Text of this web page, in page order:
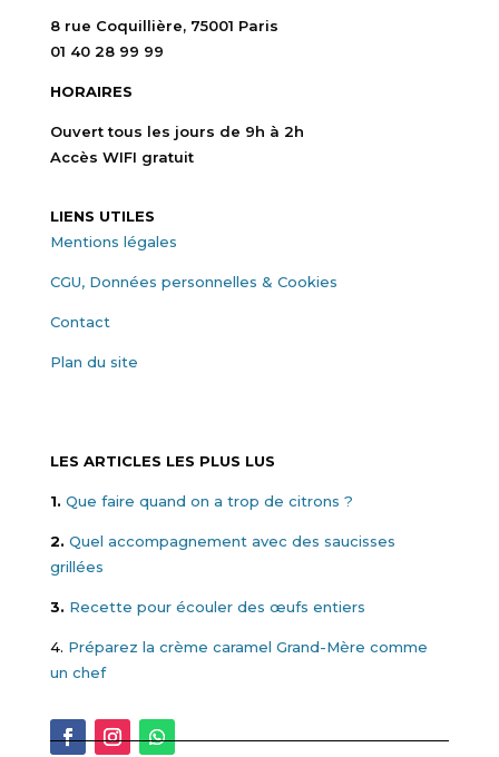
8 rue Coquillière, 75001 Paris
01 40 28 99 99
HORAIRES
Ouvert tous les jours de 9h à 2h
Accès WIFI gratuit
LIENS UTILES
Mentions légales
CGU, Données personnelles & Cookies
Contact
Plan du site
LES ARTICLES LES PLUS LUS
1. Que faire quand on a trop de citrons ?
2. Quel accompagnement avec des saucisses
grillées
3. Recette pour écouler des œufs entiers
4. Préparez la crème caramel Grand-Mère comme
un chef